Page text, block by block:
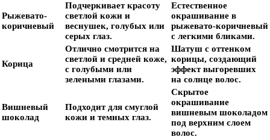
Рыжевато-
коричневый
Подчеркивает красоту
светлой кожи и
веснушек, голубых или
серых глаз.
Естественное
окрашивание в
рыжевато-коричневый
с легкими бликами.
Корица
Отлично смотрится на
светлой и средней коже,
с голубыми или
зелеными глазами.
Шатуш с оттенком
корицы, создающий
эффект выгоревших
на солнце волос.
Вишневый
шоколад
Подходит для смуглой
кожи и темных глаз.
Скрытое
окрашивание
вишневым шоколадом
под верхним слоем
волос.